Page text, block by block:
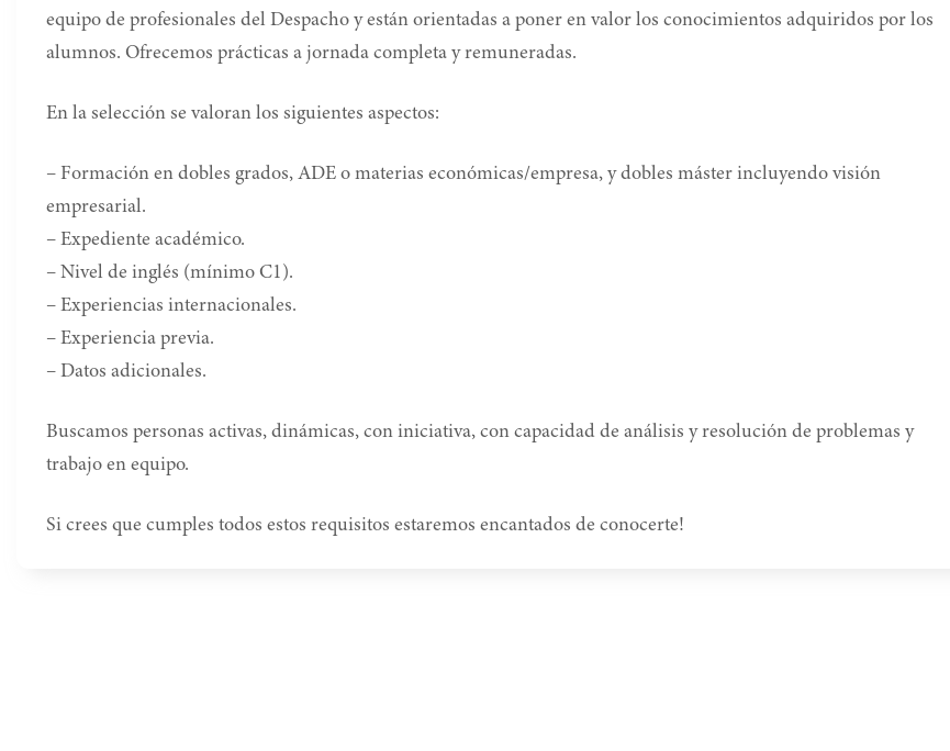
equipo de profesionales del Despacho y están orientadas a poner en valor los conocimientos adquiridos por los
alumnos. Ofrecemos prácticas a jornada completa y remuneradas.
En la selección se valoran los siguientes aspectos:
– Formación en dobles grados, ADE o materias económicas/empresa, y dobles máster incluyendo visión
empresarial.
– Expediente académico.
– Nivel de inglés (mínimo C1).
– Experiencias internacionales.
– Experiencia previa.
– Datos adicionales.
Buscamos personas activas, dinámicas, con iniciativa, con capacidad de análisis y resolución de problemas y
trabajo en equipo.
Si crees que cumples todos estos requisitos estaremos encantados de conocerte!